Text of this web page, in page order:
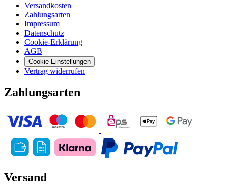
Versandkosten
Zahlungsarten
Impressum
Datenschutz
Cookie-Erklärung
AGB
Cookie-Einstellungen
Vertrag widerrufen
Zahlungsarten
Versand